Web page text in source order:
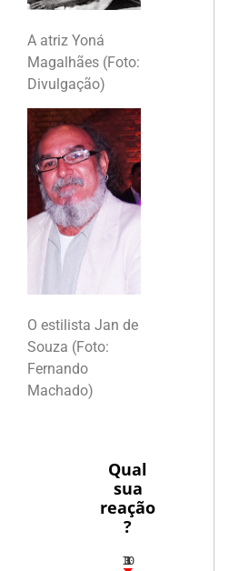
A atriz Yoná
Magalhães (Foto:
Divulgação)
O estilista Jan de
Souza (Foto:
Fernando
Machado)
Qual
sua
reação
?
3
1
1
3
10